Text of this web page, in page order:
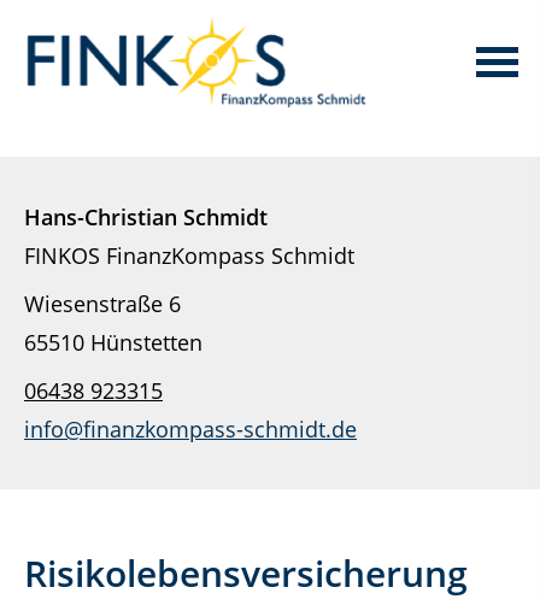
Hans-Christian Schmidt
FINKOS FinanzKompass Schmidt
Wiesenstraße 6
65510 Hünstetten
06438 923315
info@finanzkompass-schmidt.de
Risikolebensversicherung